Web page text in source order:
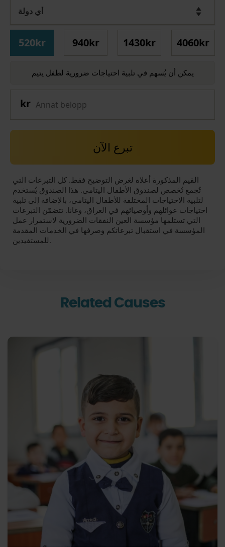
520kr 940kr 1430kr 4060kr
يمكن أن يُسهم في تلبية احتياجات ضرورية لطفل يتيم
تبرع الآن
القيم المذكورة أعلاه لغرض التوضيح فقط. كل التبرعات التي
تُجمع تُخصص لصندوق الأطفال اليتامى. هذا الصندوق يُستخدم
لتلبية الاحتياجات المختلفة للأطفال اليتامى، بالإضافة إلى تلبية
احتياجات عوائلهم وأوصيائهم في العراق، وغانا. تتضمّن التبرعات
التي تستلمها مؤسسة العين النفقات الضرورية لاستمرار عمل
المؤسسة في استقبال تبرعاتكم وصرفها في الخدمات المقدمة
للمستفيدين.
Related Causes